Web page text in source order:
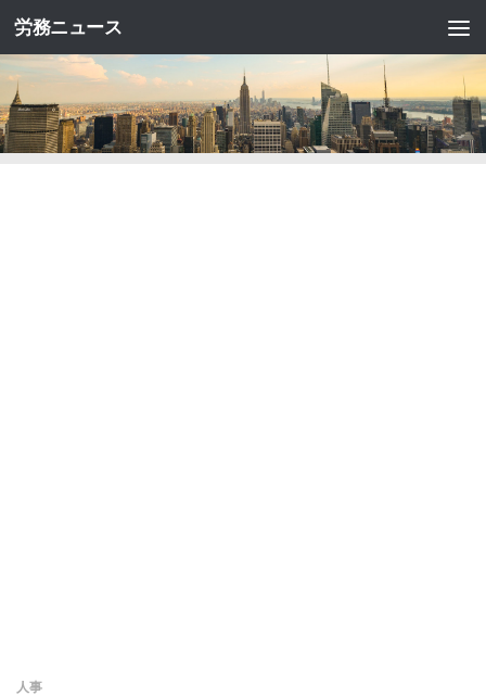
コンテンツへスキップ
労務ニュース
人事